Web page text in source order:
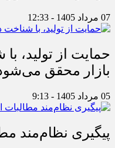
07 مرداد 1405 - 12:33
حمایت از تولید،
بازار محقق
05 مرداد 1405 - 9:13
پیگیری نظام‌مند